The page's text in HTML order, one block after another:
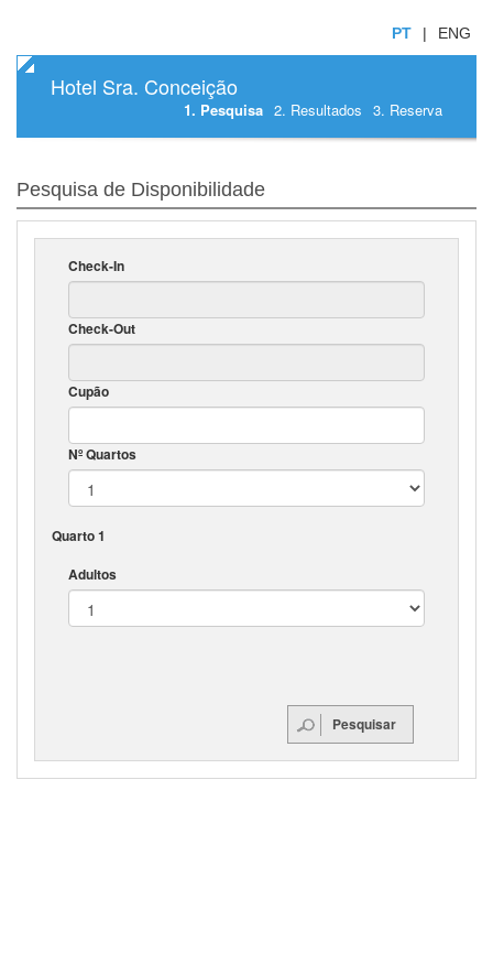
PT | ENG
Hotel Sra. Conceição
1. Pesquisa 2. Resultados 3. Reserva
Pesquisa de Disponibilidade
Check-In
Check-Out
Cupão
Nº Quartos
Quarto 1
Adultos
Pesquisar